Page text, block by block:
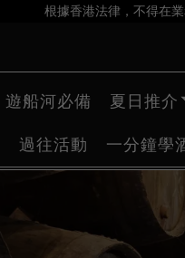
根據香港法律，不得在
遊船河必備 夏日推介
過往活動 一分鐘學